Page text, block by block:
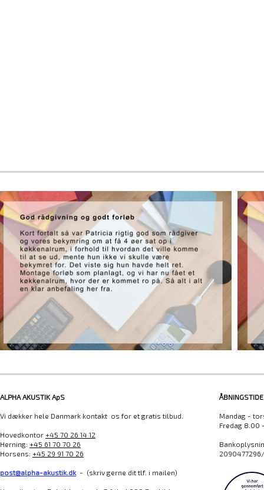
ALPHA AKUSTIK ApS
Vi dækker hele Danmark kontakt os for et gratis tilbud.
Hovedkontor +45 70 26 14 12
Herning: +45 61 70 70 26
Horsens: +45 29 91 70 26
post@alpha-akustik.dk- (skriv gerne dit tlf. i mailen)
Mandag -
Fredag 8.00